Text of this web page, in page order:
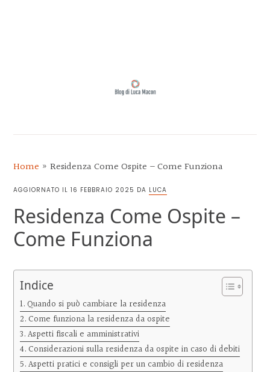
MACON
Home »Residenza Come Ospite – Come Funziona
AGGIORNATO IL16 FEBBRAIO 2025 DA LUCA
Residenza Come Ospite –
Come Funziona
Indice
Quando si può cambiare la residenza
Come funziona la residenza da ospite
Aspetti fiscali e amministrativi
Considerazioni sulla residenza da ospite in caso di debiti
Aspetti pratici e consigli per un cambio di residenza